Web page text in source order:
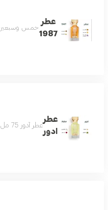
عطر
1987
خمس وسبعين
عطر
ادور
عطر أدور 75 مل عطر منعش مميز احترافي فواح للغاية يحلق بك في سماء الجمال مكونات العطر ورد ياسمين مسك باتشولي